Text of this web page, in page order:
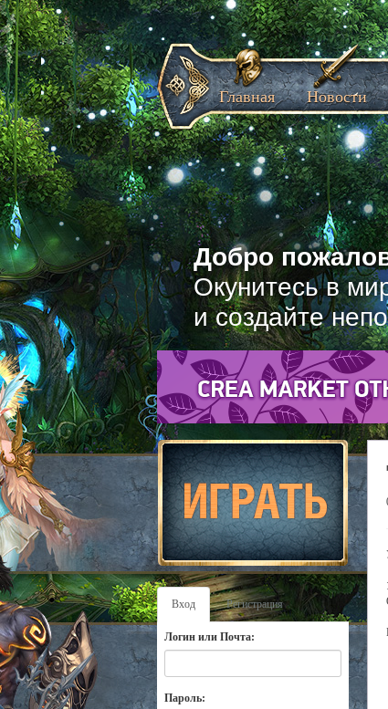
Добро
Окунитесь в
и создайте
Главная Новости
Вход Регистрация
Логин или Почта:
Пароль: